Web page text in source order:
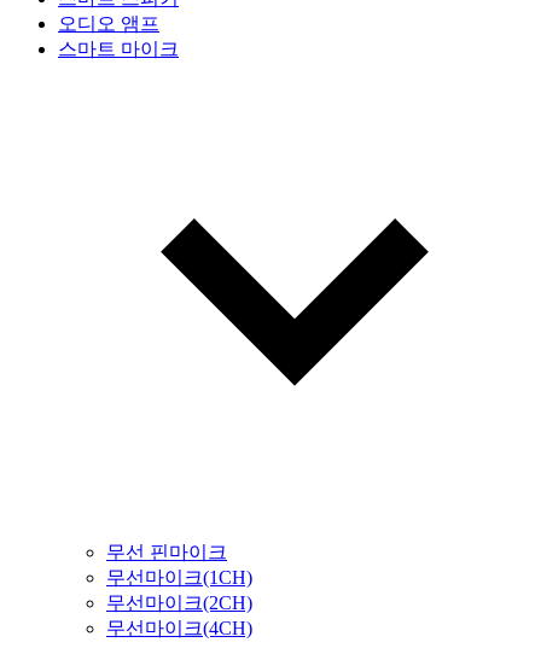
오디오 앰프
스마트 마이크
무선 핀마이크
무선마이크(1CH)
무선마이크(2CH)
무선마이크(4CH)